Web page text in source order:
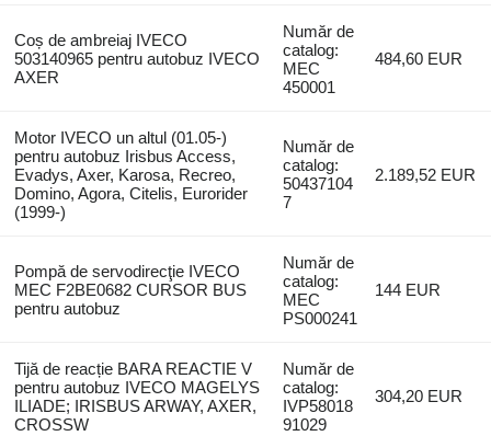
Coș de ambreiaj IVECO
503140965 pentru autobuz IVECO
AXER
Număr de
catalog:
MEC
450001
484,60 EUR
Motor IVECO un altul (01.05-)
pentru autobuz Irisbus Access,
Evadys, Axer, Karosa, Recreo,
Domino, Agora, Citelis, Eurorider
(1999-)
Număr de
catalog:
50437104
7
2.189,52 EUR
Pompă de servodirecţie IVECO
MEC F2BE0682 CURSOR BUS
pentru autobuz
Număr de
catalog:
MEC
PS000241
144 EUR
Tijă de reacție BARA REACTIE V
pentru autobuz IVECO MAGELYS
ILIADE; IRISBUS ARWAY, AXER,
CROSSW
Număr de
catalog:
IVP58018
91029
304,20 EUR